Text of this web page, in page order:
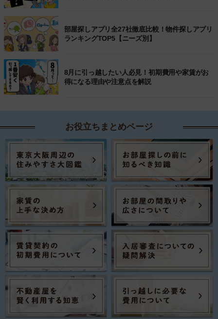
部屋探しアプリ全27社徹底比較！物件探しアプリ
ランキングTOP5【ニーズ別】
8月に引っ越したい人必見！初期費用や家賃がお
得になる理由や注意点を解説
お役立ちまとめページ